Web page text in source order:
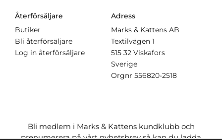
Återförsäljare
Butiker
Bli återförsäljare
Log in återförsäljare
Adress
Marks & Kattens AB
Textilvägen 1
515 32 Viskafors
Sverige
Orgnr 556820-2518
Bli medlem i Marks & Kattens kundklubb och
prenumerera på vårt nyhetsbrev så kan du ladda